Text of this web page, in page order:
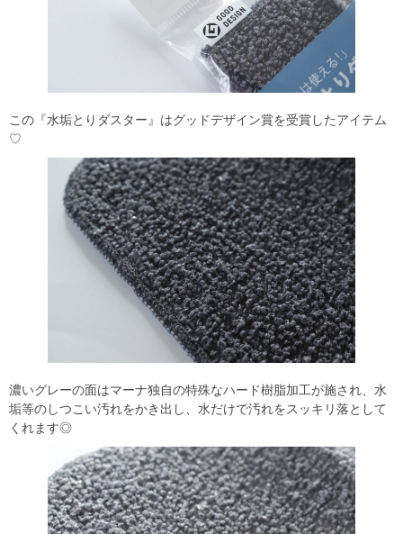
この『水垢とりダスター』はグッドデザイン賞を受賞したアイテム
♡
濃いグレーの面はマーナ独自の特殊なハード樹脂加工が施され、水
垢等のしつこい汚れをかき出し、水だけで汚れをスッキリ落として
くれます◎